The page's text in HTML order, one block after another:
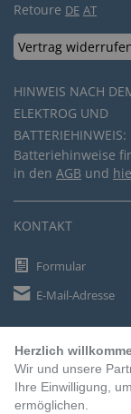
Retoure DE AT
Vertrag
HINWEIS NACH
ELEKTROG UND
BATTERIEHINWEIS:
Batteriehinweise
in den AGB und
KONTAKT
Formular
E-Mail-Adresse
ZAHLUNGSARTEN
Herzlich
Wir und unsere
Ihre Einwilligung,
ermöglichen.